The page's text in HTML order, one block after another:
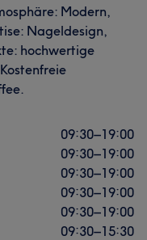
Modern,
Nageldesign,
hochwertige
09:30–19:00
09:30–19:00
09:30–19:00
09:30–19:00
09:30–19:00
09:30–15:30